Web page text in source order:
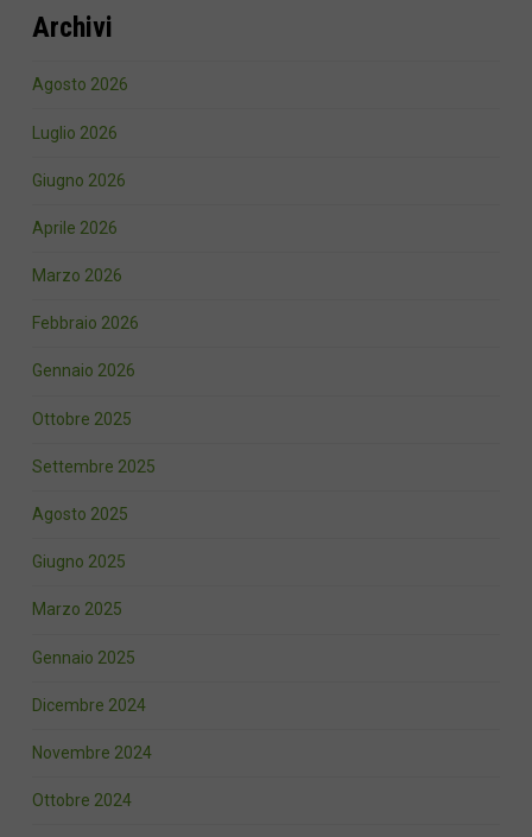
Archivi
Agosto 2026
Luglio 2026
Giugno 2026
Aprile 2026
Marzo 2026
Febbraio 2026
Gennaio 2026
Ottobre 2025
Settembre 2025
Agosto 2025
Giugno 2025
Marzo 2025
Gennaio 2025
Dicembre 2024
Novembre 2024
Ottobre 2024